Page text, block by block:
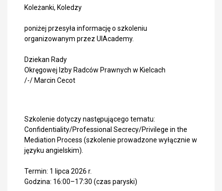
Koleżanki, Koledzy
poniżej przesyła informację o szkoleniu
organizowanym przez UIAcademy.
Dziekan Rady
Okręgowej Izby Radców Prawnych w Kielcach
/-/ Marcin Cecot
Szkolenie dotyczy następującego tematu:
Confidentiality/Professional Secrecy/Privilege in the
Mediation Process (szkolenie prowadzone wyłącznie w
języku angielskim).
Termin: 1 lipca 2026 r.
Godzina: 16:00–17:30 (czas paryski)